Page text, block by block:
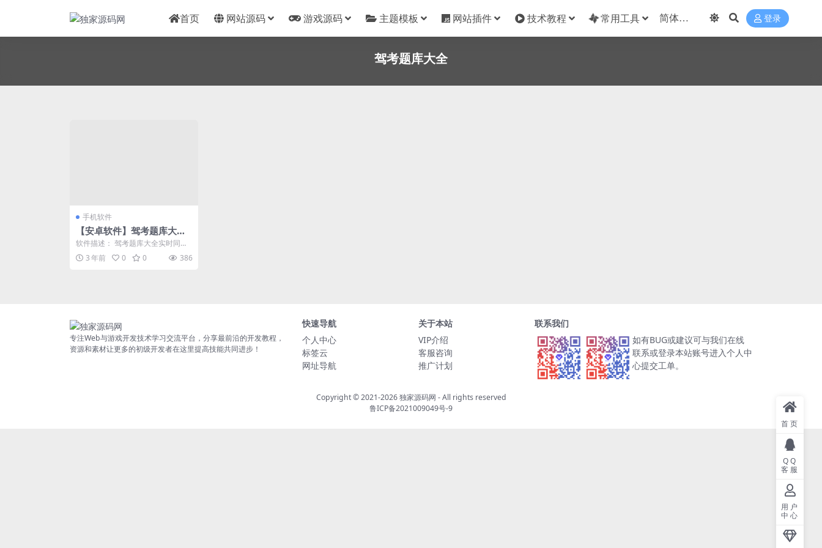
首页 网站源码 游戏源码 主题模板 网站插件 技术教程 常用工具 登录
驾考题库大全
手机软件
【安卓软件】驾考题库大全
（解锁会员)
软件描述： 驾考题库大全实时同步
更新2023年驾考科目一、科目四考
试题库，通过历...
3 年前 0 0 386
专注Web与游戏开发技术学习交流平台，分享最前沿的开发教程，
资源和素材让更多的初级开发者在这里提高技能共同进步！
快速导航
个人中心
标签云
网址导航
关于本站
VIP介绍
客服咨询
推广计划
联系我们
如有BUG或建议可与我们在线
联系或登录本站账号进入个人中
心提交工单。
Copyright © 2021-2026独家源码网 - All rights reserved
鲁ICP备2021009049号-9
首页
QQ
客服
用户
中心